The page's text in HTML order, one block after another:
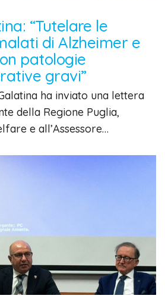
“Tutelare le
di Alzheimer e
patologie
gravi”
ha inviato una lettera
della Regione Puglia,
e all’Assessore…